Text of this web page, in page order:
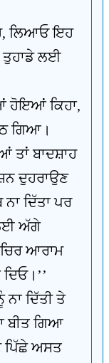
ਲਿਆਓ ਇਹ
ਤੁਹਾਡੇ ਲਈ
ਹੋਇਆਂ ਕਿਹਾ,
ਗਿਆ।
ਬਾਦਸ਼ਾਹ
ਦੁਹਰਾਉਣ
ਦਿੱਤਾ ਪਰ
ਅੱਗੇ
ਆਰਾਮ
ਦਿੱਤੀ ਤੇ
ਬੀਤ ਗਿਆ
ਪਿੱਛੇ ਅਸਤ